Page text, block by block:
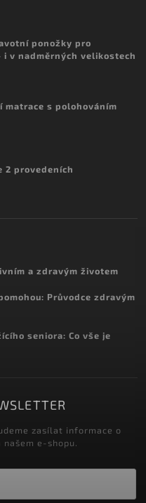
ponožky pro
v nadměrných velikostech
matrace s polohováním
2 provedeních
a zdravým životem
Průvodce zdravým
seniora: Co vše je
zasílat informace o
e-shopu.